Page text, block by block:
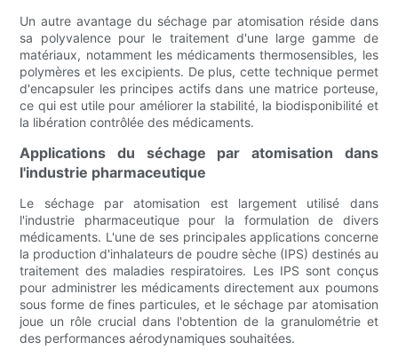
Un autre avantage du séchage par atomisation réside dans
sa polyvalence pour le traitement d'une large gamme de
matériaux, notamment les médicaments thermosensibles, les
polymères et les excipients. De plus, cette technique permet
d'encapsuler les principes actifs dans une matrice porteuse,
ce qui est utile pour améliorer la stabilité, la biodisponibilité et
la libération contrôlée des médicaments.
Applications du séchage par atomisation dans
l'industrie pharmaceutique
Le séchage par atomisation est largement utilisé dans
l'industrie pharmaceutique pour la formulation de divers
médicaments. L'une de ses principales applications concerne
la production d'inhalateurs de poudre sèche (IPS) destinés au
traitement des maladies respiratoires. Les IPS sont conçus
pour administrer les médicaments directement aux poumons
sous forme de fines particules, et le séchage par atomisation
joue un rôle crucial dans l'obtention de la granulométrie et
des performances aérodynamiques souhaitées.